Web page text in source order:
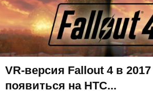
VR-версия Fallout 4 в 2017
появиться на HTC...